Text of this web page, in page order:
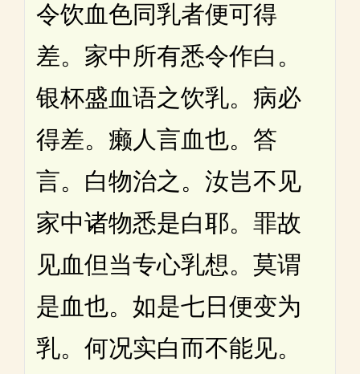
令饮血色同乳者便可得
差。家中所有悉令作白。
银杯盛血语之饮乳。病必
得差。癞人言血也。答
言。白物治之。汝岂不见
家中诸物悉是白耶。罪故
见血但当专心乳想。莫谓
是血也。如是七日便变为
乳。何况实白而不能见。